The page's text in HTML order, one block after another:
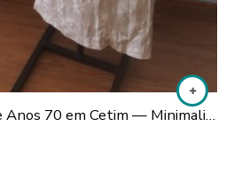
Vestido de Noiva Vintage Anos 70 em Cetim — Minimalista com Leve Cauda